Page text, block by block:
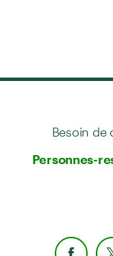
Besoin
Personnes-